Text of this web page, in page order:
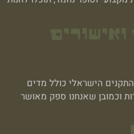
הישראלי כולל מדים
וכמובן שאנחנו ספק מאושר